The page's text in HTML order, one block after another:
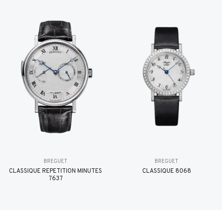
BREGUET
CLASSIQUE RÉPÉTITION MINUTES
7637
BREGUET
CLASSIQUE 8068